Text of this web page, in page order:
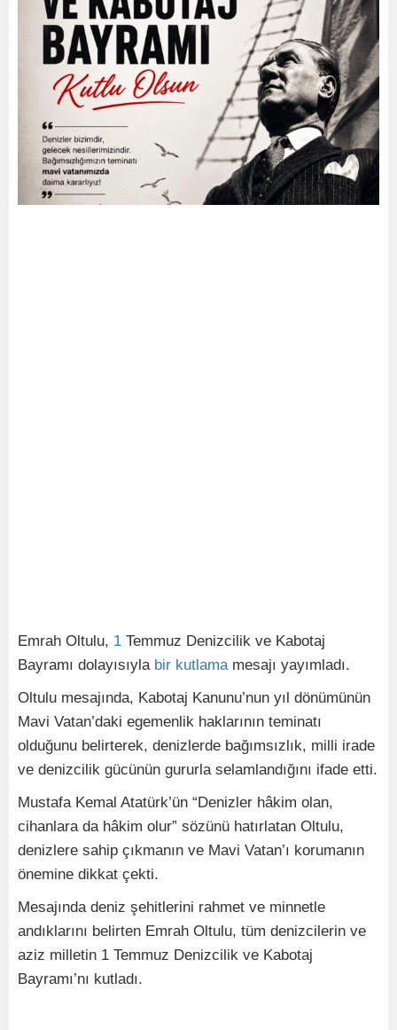
Emrah Oltulu, 1 Temmuz Denizcilik ve Kabotaj
Bayramı dolayısıyla bir kutlamamesajı yayımladı.
Oltulu mesajında, Kabotaj Kanunu’nun yıl dönümünün
Mavi Vatan’daki egemenlik haklarının teminatı
olduğunu belirterek, denizlerde bağımsızlık, milli irade
ve denizcilik gücünün gururla selamlandığını ifade etti.
Mustafa Kemal Atatürk’ün “Denizler hâkim olan,
cihanlara da hâkim olur” sözünü hatırlatan Oltulu,
denizlere sahip çıkmanın ve Mavi Vatan’ı korumanın
önemine dikkat çekti.
Mesajında deniz şehitlerini rahmet ve minnetle
andıklarını belirten Emrah Oltulu, tüm denizcilerin ve
aziz milletin 1 Temmuz Denizcilik ve Kabotaj
Bayramı’nı kutladı.